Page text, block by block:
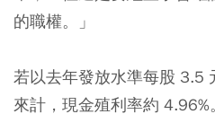
的職權。」
若以去年發放水準每股 3.5
來計，現金殖利率約 4.96%。